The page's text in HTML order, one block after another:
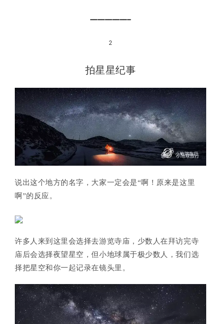
━━━━━━━━━━━
2
拍星星纪事
说出这个地方的名字，大家一定会是“啊！原来是这里
啊”的反应。
许多人来到这里会选择去游览寺庙，少数人在拜访完寺
庙后会选择夜望星空，但小地球属于极少数人，我们选
择把星空和你一起记录在镜头里。